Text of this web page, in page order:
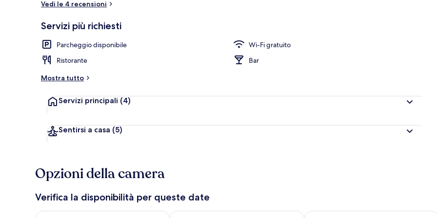
Vedi le 4 recensioni
Servizi più richiesti
Parcheggio disponibile
Wi-Fi gratuito
Ristorante
Bar
Mostra tutto
Servizi principali (4)
Sentirsi a casa (5)
Opzioni della camera
Verifica la disponibilità per queste date
Verifica la disponibilità per questa sera, ago 7 - ago 8Verifica la disponibilità per domani, ago 8 - ago 9Verifica la disponibilità per questo